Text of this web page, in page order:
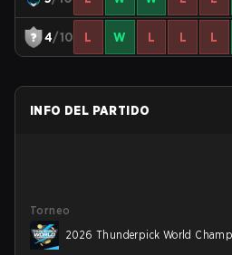
4/10 L W L L L
INFO DEL PARTIDO
Torneo
2026 Thunderpick World